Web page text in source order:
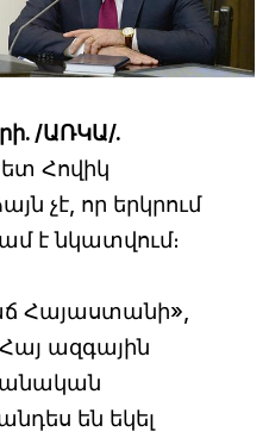
/ԱՌԿԱ/.
Հովիկ
չէ, որ երկրում
է նկատվում։
Հայաստանի»,
ազգային
են եկել